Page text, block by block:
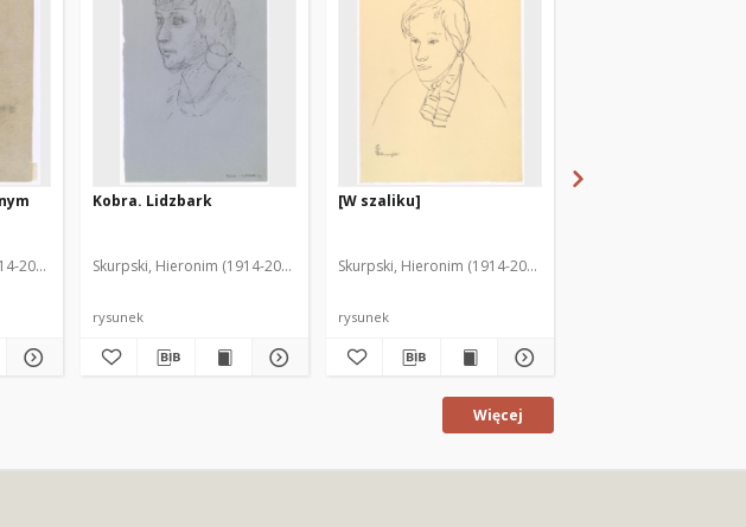
2006)
Kobra. Lidzbark
Skurpski, Hieronim (1914-2006)
rysunek
[W szaliku]
Skurpski, Hieronim (1914-2006)
rysunek
Więcej